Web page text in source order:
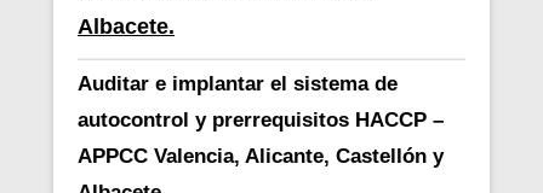
Albacete.
Auditar e implantar el sistema de
autocontrol y prerrequisitos HACCP –
APPCC Valencia, Alicante, Castellón y